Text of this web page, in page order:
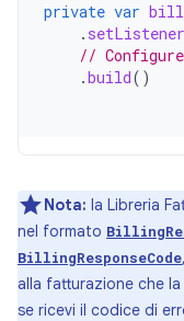
private var
. setListener
//
.build()
Nota: la Libreria
nel formato
BillingResponseCode
alla fatturazione che
se ricevi il codice di